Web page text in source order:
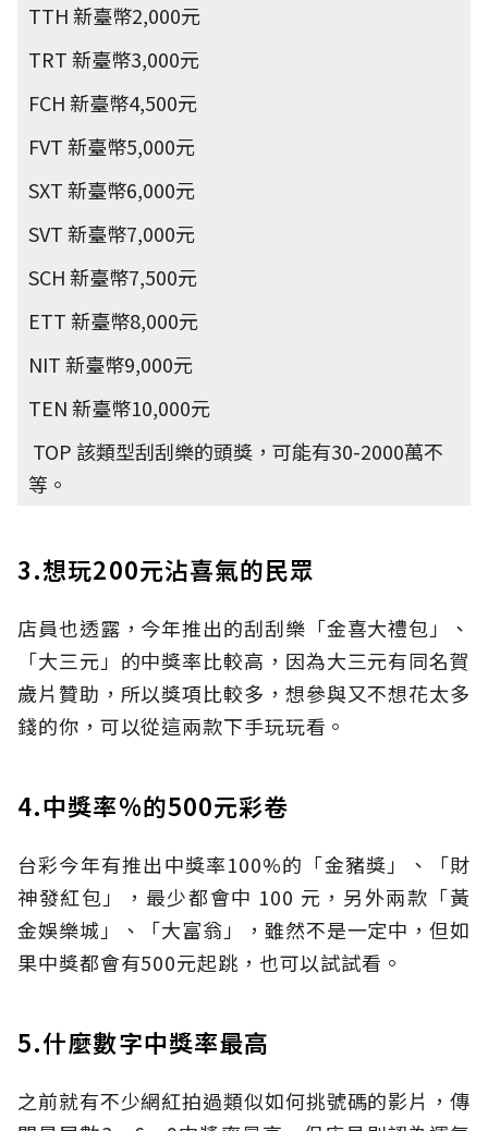
TTH 新臺幣2,000元
TRT 新臺幣3,000元
FCH 新臺幣4,500元
FVT 新臺幣5,000元
SXT 新臺幣6,000元
SVT 新臺幣7,000元
SCH 新臺幣7,500元
ETT 新臺幣8,000元
NIT 新臺幣9,000元
TEN 新臺幣10,000元
TOP 該類型刮刮樂的頭獎，可能有30-2000萬不
等。
3.想玩200元沾喜氣的民眾
店員也透露，今年推出的刮刮樂「金喜大禮包」、
「大三元」的中獎率比較高，因為大三元有同名賀
歲片贊助，所以獎項比較多，想參與又不想花太多
錢的你，可以從這兩款下手玩玩看。
4.中獎率%的500元彩卷
台彩今年有推出中獎率100%的「金豬獎」、「財
神發紅包」，最少都會中 100 元，另外兩款「黃
金娛樂城」、「大富翁」，雖然不是一定中，但如
果中獎都會有500元起跳，也可以試試看。
5.什麼數字中獎率最高
之前就有不少網紅拍過類似如何挑號碼的影片，傳